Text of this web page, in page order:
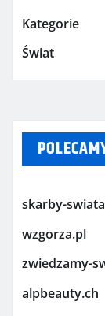
Kategorie
Świat
skarby-
wzgorza.pl
zwiedzamy-
alpbeauty.ch